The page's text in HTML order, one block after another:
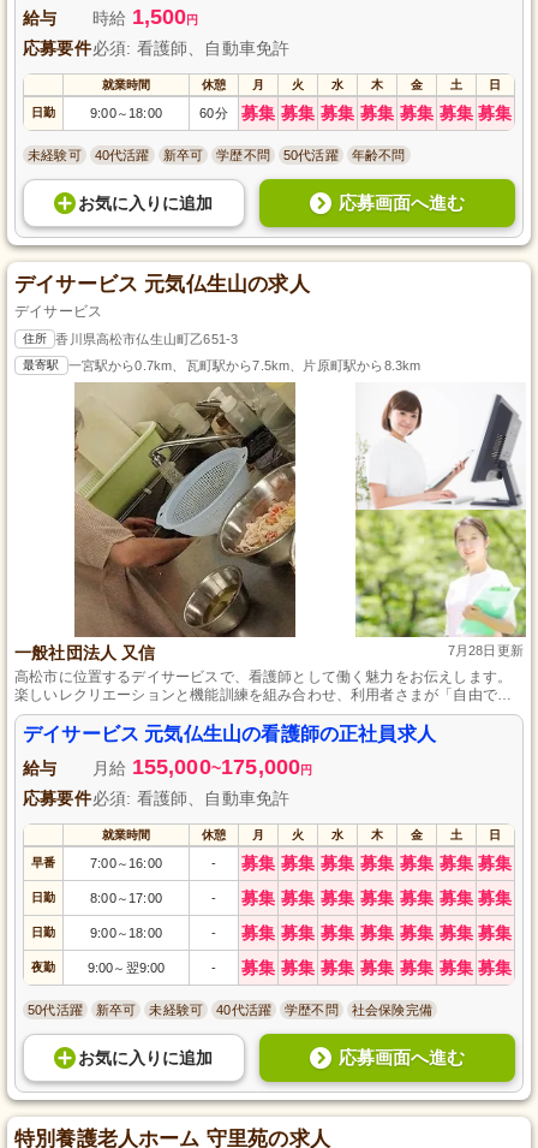
給与 時給 1,500円
応募要件必須: 看護師、自動車免許
就業時間 休憩 月 火 水 木 金 土 日
日勤 9:00～ 18:00 60分 募集 募集 募集 募集 募集 募集 募集
未経験可 40代活躍 新卒可 学歴不問 50代活躍 年齢不問
お気に入り に追加 応募画面へ進む
デイサービス 元気仏生山の求人
デイサービス
住所 香川県高松市仏生山町乙651-3
最寄駅 一宮駅から0.7km、瓦町駅から7.5km、片原町駅から8.3km
一般社団法人 又信 7月28日更新
高松市に位置するデイサービスで、看護師として働く魅力をお伝えします。
楽しいレクリエーションと機能訓練を組み合わせ、利用者さまが「自由で、
楽しく、自分らしい」生活を支援します。資格を持つ方なら経験不問で、多
様な手当やボーナス、ワークライフバランスを重視しており、家庭と仕事の
両立もしやすい環境です。
デイサービス 元気仏生山の看護師の正社員求人
給与 月給 155,000~175,000円
応募要件必須: 看護師、自動車免許
就業時間 休憩 月 火 水 木 金 土 日
早番 7:00～ 16:00 - 募集 募集 募集 募集 募集 募集 募集
日勤 8:00～ 17:00 - 募集 募集 募集 募集 募集 募集 募集
日勤 9:00～ 18:00 - 募集 募集 募集 募集 募集 募集 募集
夜勤 9:00～ 翌9:00 - 募集 募集 募集 募集 募集 募集 募集
50代活躍 新卒可 未経験可 40代活躍 学歴不問 社会保険完備
お気に入り に追加 応募画面へ進む
特別養護老人ホーム 守里苑の求人